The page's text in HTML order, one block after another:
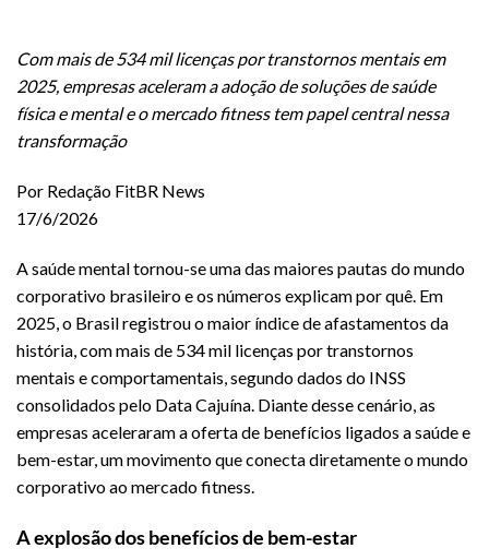
Com mais de 534 mil licenças por transtornos mentais em
2025, empresas aceleram a adoção de soluções de saúde
física e mental e o mercado fitness tem papel central nessa
transformação
Por Redação FitBR News
17/6/2026
A saúde mental tornou-se uma das maiores pautas do mundo
corporativo brasileiro e os números explicam por quê. Em
2025, o Brasil registrou o maior índice de afastamentos da
história, com mais de 534 mil licenças por transtornos
mentais e comportamentais, segundo dados do INSS
consolidados pelo Data Cajuína. Diante desse cenário, as
empresas aceleraram a oferta de benefícios ligados a saúde e
bem-estar, um movimento que conecta diretamente o mundo
corporativo ao mercado fitness.
A explosão dos benefícios de bem-estar